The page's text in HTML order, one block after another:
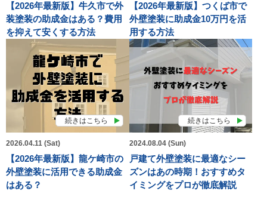
【2026年最新版】牛久市で外
装塗装の助成金はある？費用
を抑えて安くする方法
【2026年最新版】つくば市で
外壁塗装に助成金10万円を活
用する方法
続きはこちら
2026.04.11 (Sat)
【2026年最新版】龍ケ崎市の
外壁塗装に活用できる助成金
はある？
続きはこちら
2024.08.04 (Sun)
戸建て外壁塗装に最適なシー
ズンはあの時期！おすすめタ
イミングをプロが徹底解説